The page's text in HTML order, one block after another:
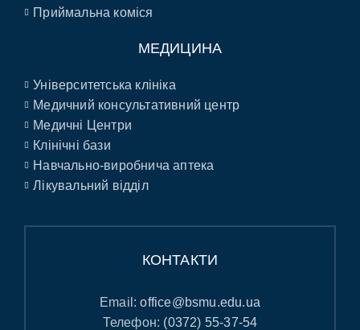
Приймальна коміся
МЕДИЦИНА
Університетська клініка
Медичний консультативний центр
Медичні Центри
Клінічні бази
Навчально-виробнича аптека
Лікувальний відділ
КОНТАКТИ
Email:office@bsmu.edu.ua
Телефон: (0372) 55-37-54